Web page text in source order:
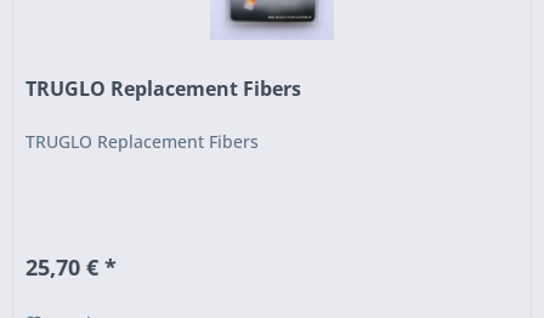
TRUGLO Replacement Fibers
TRUGLO Replacement Fibers
25,70 € *